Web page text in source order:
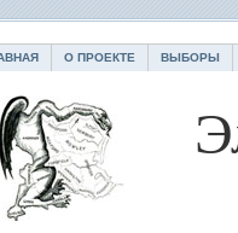
О ПРОЕКТЕ ВЫБОРЫ